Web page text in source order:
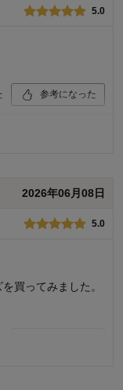
5.0
参考になった
、着心地、素材・品質
2026年06月08日
5.0
買ってみました。